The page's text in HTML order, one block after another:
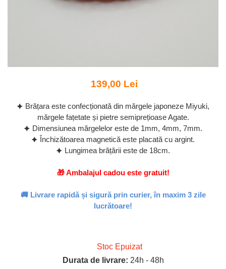
139,00 Lei
🟆 Brățara este confecționată din mărgele japoneze Miyuki,
mărgele fațetate și pietre semiprețioase Agate.
🟆 Dimensiunea mărgelelor este de 1mm, 4mm, 7mm.
🟆 Închizătoarea magnetică este placată cu argint.
🟆 Lungimea brățării este de 18cm.
🎁 Ambalajul cadou este gratuit!
🚚 Livrare rapidă și sigură prin curier, în maxim 3 zile
lucrătoare!
Stoc Epuizat
Durata de livrare: 24h - 48h